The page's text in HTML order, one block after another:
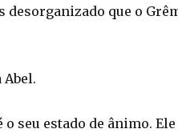
desorganizado que o
Abel.
seu estado de ânimo. Ele